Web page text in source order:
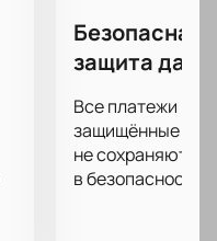
Безопасная
защита
Все платежи
защищённые
не сохраняются
в безопасности.